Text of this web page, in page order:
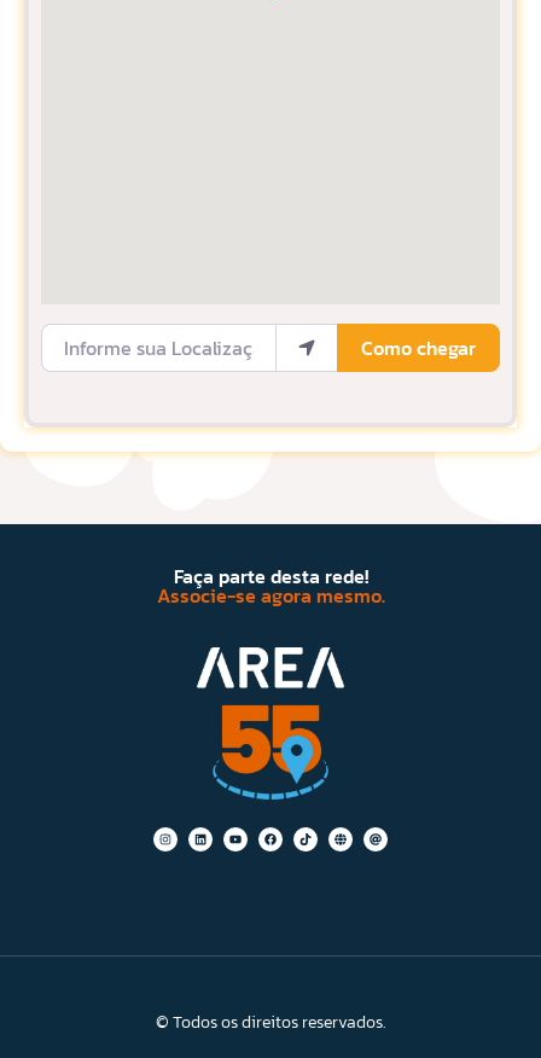
Informe sua Localização
Como chegar
Faça parte desta rede!
Associe-se agora mesmo.
© Todos os direitos reservados.